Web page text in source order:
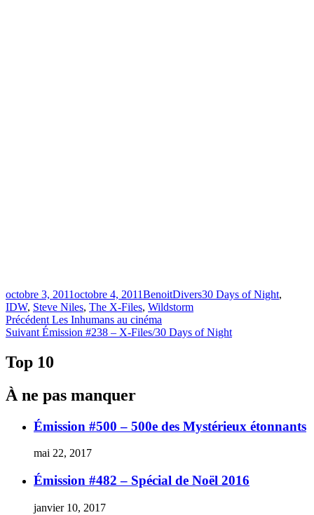
Publié
le
octobre 3, 2011octobre 4, 2011BenoitCatégories
DiversÉtiquettes
30 Days of Night,
IDW, Steve Niles, The X-Files, Wildstorm
Navigation
de
l'article
Précédent Article
précédent :
Les Inhumans au cinéma
Suivant Article
Émission #238 – X-Files/30 Days of Night
Top 10
À ne pas manquer
Émission #500 – 500e des Mystérieux étonnants
mai 22, 2017
Émission #482 – Spécial de Noël 2016
janvier 10, 2017